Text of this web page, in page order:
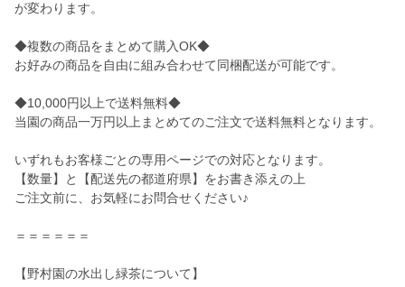
が変わります。
◆複数の商品をまとめて購入OK◆
お好みの商品を自由に組み合わせて同梱配送が可能です。
◆10,000円以上で送料無料◆
当園の商品一万円以上まとめてのご注文で送料無料となります。
いずれもお客様ごとの専用ページでの対応となります。
【数量】と【配送先の都道府県】をお書き添えの上
ご注文前に、お気軽にお問合せください♪
＝＝＝＝＝＝
【野村園の水出し緑茶について】